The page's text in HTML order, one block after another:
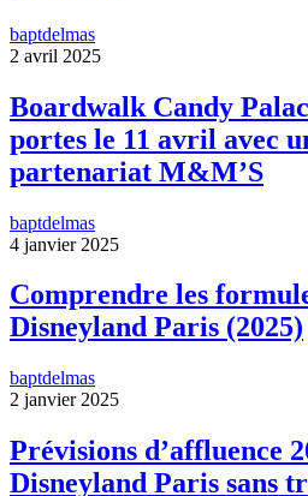
baptdelmas
2 avril 2025
Boardwalk Candy
portes le 11 avril avec
partenariat M&M’S
baptdelmas
4 janvier 2025
Comprendre les
Disneyland Paris (2025)
baptdelmas
2 janvier 2025
Prévisions d’affluence
Disneyland Paris sans